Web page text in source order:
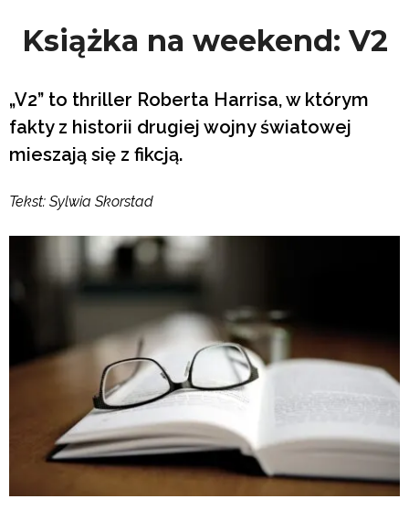
Książka na weekend: V2
„V2” to thriller Roberta Harrisa, w którym
fakty z historii drugiej wojny światowej
mieszają się z fikcją.
Tekst: Sylwia Skorstad